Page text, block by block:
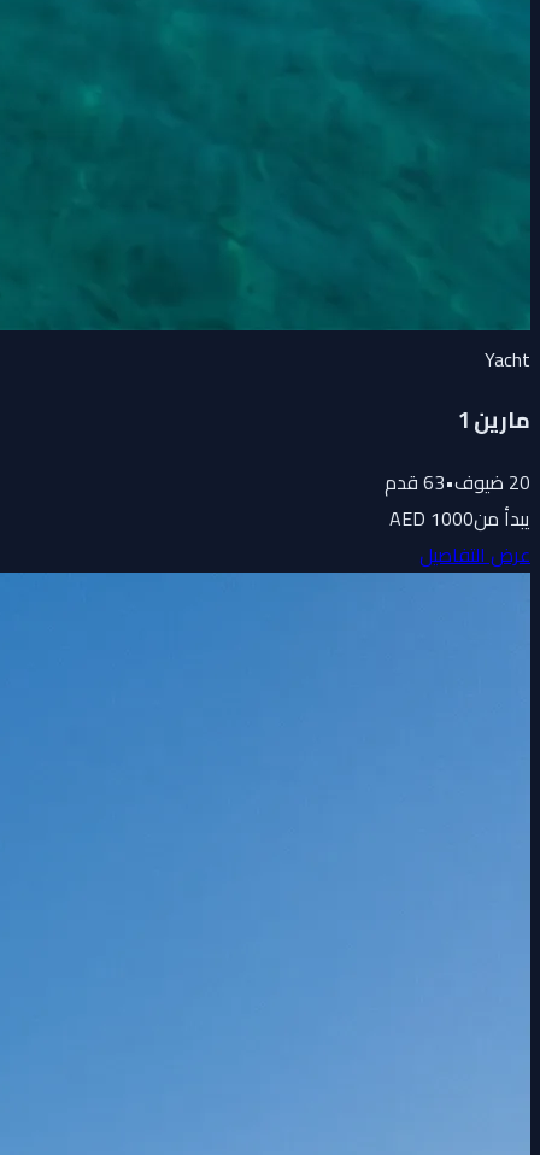
Yacht
مارين 1
20ضيوف•
63 قدم
يبدأ من1000 AED
عرض التفاصيل